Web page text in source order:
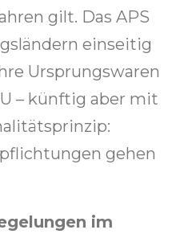
gilt. Das APS
einseitig
Ursprungswaren
– künftig aber mit
gehen
im